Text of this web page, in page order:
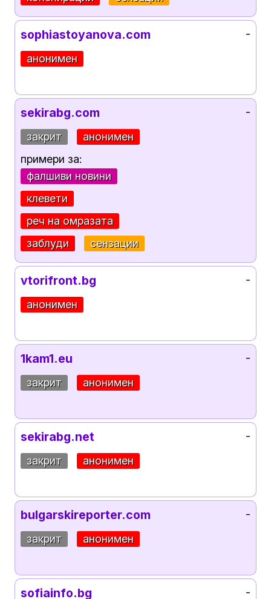
sophiastoyanova.com
анонимен
-
sekirabg.com
закрит
анонимен
примери за:
фалшиви новини
клевети
реч на омразата
заблуди
сензации
-
vtorifront.bg
анонимен
-
1kam1.eu
закрит анонимен
-
sekirabg.net
закрит анонимен
-
bulgarskireporter.com
закрит анонимен
-
sofiainfo.bg -